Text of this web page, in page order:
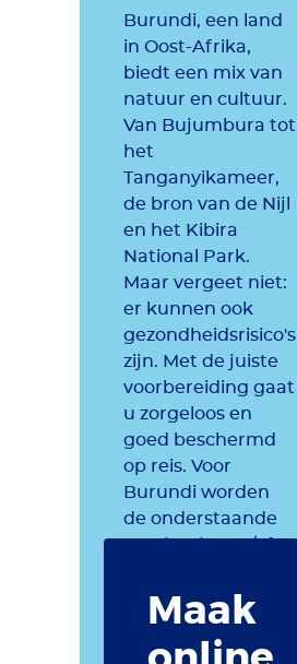
Burundi, een land
in Oost-Afrika,
biedt een mix van
natuur en cultuur.
Van Bujumbura tot
het
Tanganyikameer,
de bron van de Nijl
en het Kibira
National Park.
Maar vergeet niet:
er kunnen ook
gezondheidsrisico's
zijn. Met de juiste
voorbereiding gaat
u zorgeloos en
goed beschermd
op reis. Voor
Burundi worden
de onderstaande
maatregelen
aanbevolen.
Maak